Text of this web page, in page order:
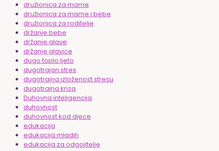
družionica za mame
družionica za mame i bebe
družionica za roditelje
držanje bebe
držanje glave
držanje glavice
dugo toplo ljeto
dugotrajan stres
dugotrajna izloženost stresu
dugotrajna kriza
Duhovna inteligencija
duhovnost
duhovnost kod djece
edukacija
edukacija mladih
edukacija za odgojitelje